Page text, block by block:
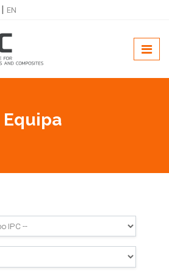
EN
Equipa